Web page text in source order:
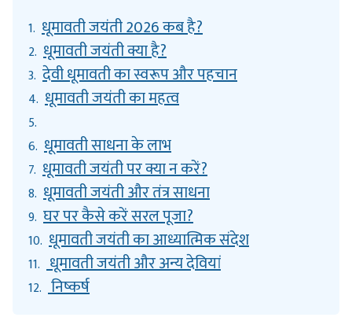
1. धूमावती जयंती 2026 कब है?
2. धूमावती जयंती क्या है?
3. देवी धूमावती का स्वरूप और पहचान
4. धूमावती जयंती का महत्व
5.
6. धूमावती साधना के लाभ
7. धूमावती जयंती पर क्या न करें?
8. धूमावती जयंती और तंत्र साधना
9. घर पर कैसे करें सरल पूजा?
10. धूमावती जयंती का आध्यात्मिक संदेश
11. धूमावती जयंती और अन्य देवियां
12. निष्कर्ष